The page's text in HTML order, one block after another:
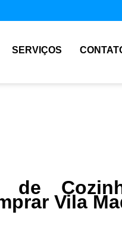
SERVIÇOS
de
Vila